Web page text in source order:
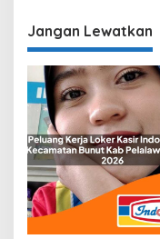
Jangan Lewatkan